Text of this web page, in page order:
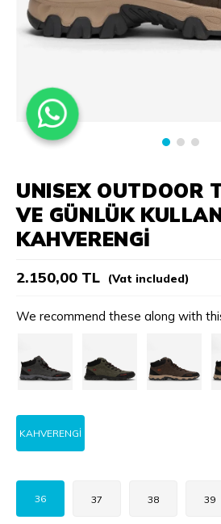
UNISEX OUTDOOR
VE GÜNLÜK
KAHVERENGİ
2.150,00 TL (Vat included)
We recommend these along with
KAHVERENGİ
36 37 38 39